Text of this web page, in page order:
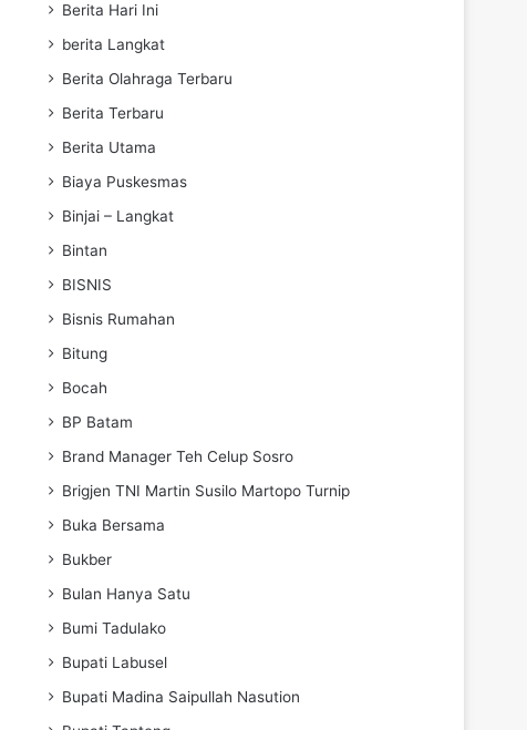
Berita Hari Ini
berita Langkat
Berita Olahraga Terbaru
Berita Terbaru
Berita Utama
Biaya Puskesmas
Binjai – Langkat
Bintan
BISNIS
Bisnis Rumahan
Bitung
Bocah
BP Batam
Brand Manager Teh Celup Sosro
Brigjen TNI Martin Susilo Martopo Turnip
Buka Bersama
Bukber
Bulan Hanya Satu
Bumi Tadulako
Bupati Labusel
Bupati Madina Saipullah Nasution